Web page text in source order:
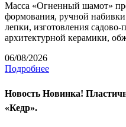
Масса «Огненный шамот»
формования, ручной
лепки, изготовления садово-
архитектурной керамики,
06/08/2026
Подробнее
Новость Новинка!
«Кедр».